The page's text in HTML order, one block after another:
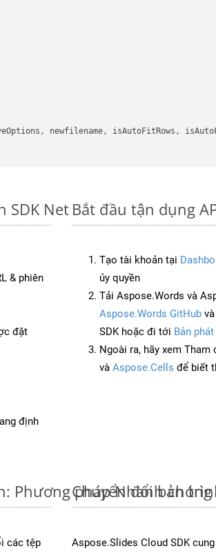
newfilename, isAutoFitRows,
SDK Net
& phiên
đặt
định
Bắt đầu tận dụng
Tạo tài khoản tại
ủy quyền
Tải Aspose.Words và
Aspose.Words GitHub và
SDK hoặc đi tới Bản
Ngoài ra, hãy xem Tham
và Aspose.Cells để biết
Phương pháp Nhanh chóng
các tệp
Chuyển đổi bản
Aspose.Slides Cloud SDK